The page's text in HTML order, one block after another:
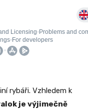
rybáři. Vzhledem k
je výjimečně